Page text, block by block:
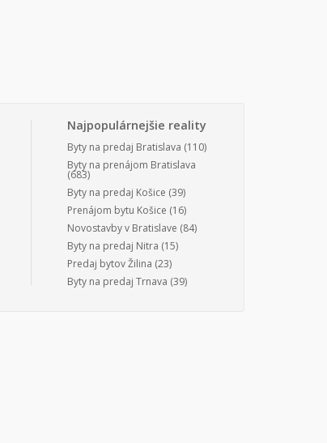
Najpopulárnejšie reality
Byty na predaj Bratislava (110)
Byty na prenájom Bratislava
(683)
Byty na predaj Košice (39)
Prenájom bytu Košice (16)
Novostavby v Bratislave (84)
Byty na predaj Nitra (15)
Predaj bytov Žilina (23)
Byty na predaj Trnava (39)